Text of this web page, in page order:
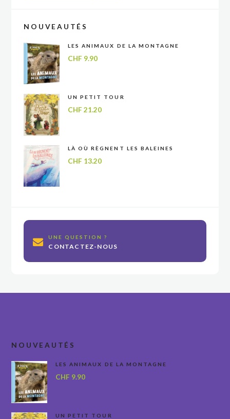
NOUVEAUTÉS
LES ANIMAUX DE LA MONTAGNE
CHF9.90
UN PETIT TOUR
CHF21.20
LÀ OÙ RÈGNENT LES BALEINES
CHF13.20
UNE QUESTION ?
CONTACTEZ-NOUS
NOUVEAUTÉS
LES ANIMAUX DE LA MONTAGNE
CHF 9.90
UN PETIT TOUR